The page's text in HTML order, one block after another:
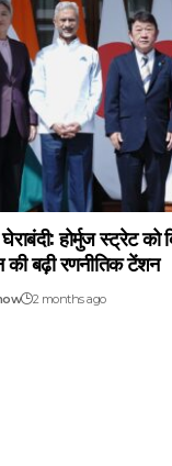
होर्मुज स्ट्रेट
की बढ़ी रणनीतिक टेंशन
2 months ago